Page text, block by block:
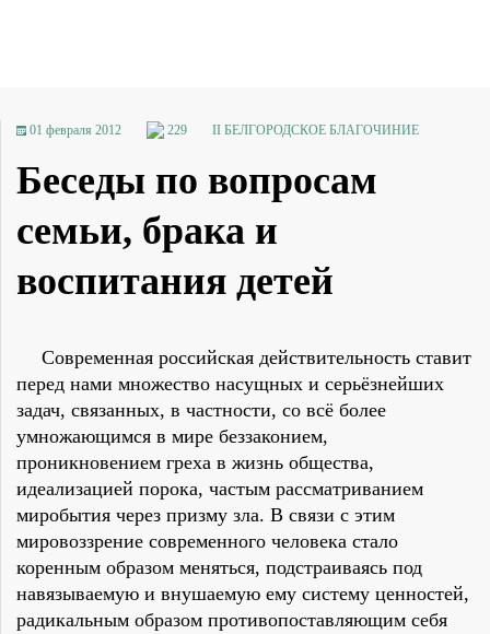
01 февраля 2012 229 II БЕЛГОРОДСКОЕ БЛАГОЧИНИЕ
Беседы по вопросам
семьи, брака и
воспитания детей
Современная российская действительность ставит
перед нами множество насущных и серьёзнейших
задач, связанных, в частности, со всё более
умножающимся в мире беззаконием,
проникновением греха в жизнь общества,
идеализацией порока, частым рассматриванием
миробытия через призму зла. В связи с этим
мировоззрение современного человека стало
коренным образом меняться, подстраиваясь под
навязываемую и внушаемую ему систему ценностей,
радикальным образом противопоставляющим себя